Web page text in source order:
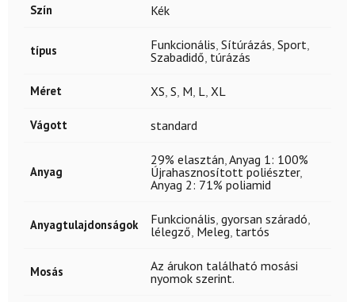
Szín Kék
típus Funkcionális Sítúrázás Sport
Szabadidő túrázás
Méret XS S M L XL
Vágott standard
Anyag
29% elasztán Anyag 1: 100%
Újrahasznosított poliészter,
Anyag 2: 71% poliamid
Anyagtulajdonságok Funkcionális gyorsan száradó
lélegző Meleg, tartós
Mosás
Az árukon található mosási
nyomok szerint.